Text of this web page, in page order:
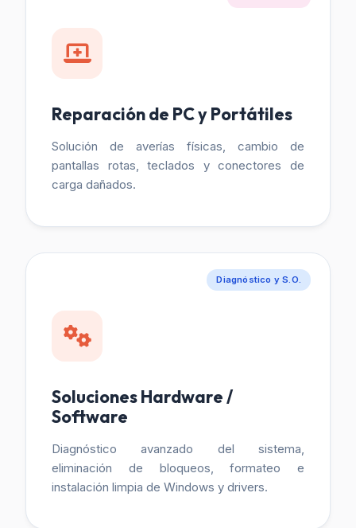
Reparación de PC y Portátiles
Solución de averías físicas, cambio de
pantallas rotas, teclados y conectores de
carga dañados.
Diagnóstico y S.O.
Soluciones Hardware /
Software
Diagnóstico avanzado del sistema,
eliminación de bloqueos, formateo e
instalación limpia de Windows y drivers.